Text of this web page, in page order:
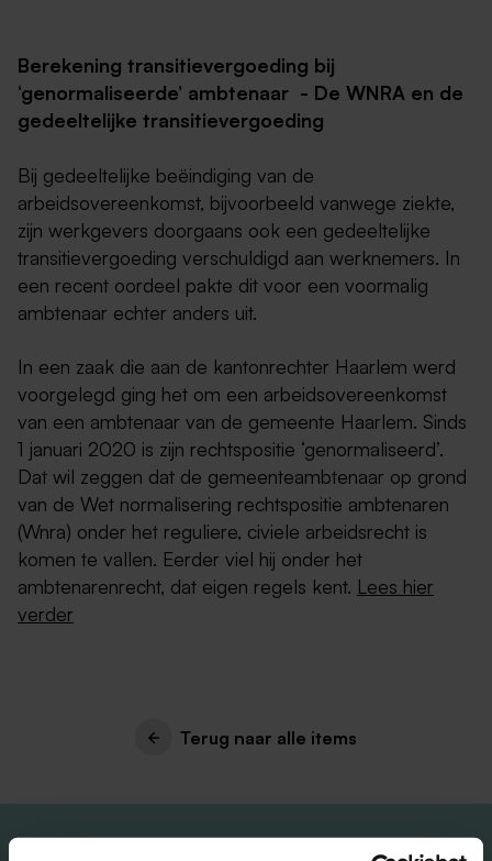
Berekening transitievergoeding bij
‘genormaliseerde’ ambtenaar - De WNRA en de
gedeeltelijke transitievergoeding
Bij gedeeltelijke beëindiging van de
arbeidsovereenkomst, bijvoorbeeld vanwege ziekte,
zijn werkgevers doorgaans ook een gedeeltelijke
transitievergoeding verschuldigd aan werknemers. In
een recent oordeel pakte dit voor een voormalig
ambtenaar echter anders uit.
In een zaak die aan de kantonrechter Haarlem werd
voorgelegd ging het om een arbeidsovereenkomst
van een ambtenaar van de gemeente Haarlem. Sinds
1 januari 2020 is zijn rechtspositie ‘genormaliseerd’.
Dat wil zeggen dat de gemeenteambtenaar op grond
van de Wet normalisering rechtspositie ambtenaren
(Wnra) onder het reguliere, civiele arbeidsrecht is
komen te vallen. Eerder viel hij onder het
ambtenarenrecht, dat eigen regels kent. Lees hier
verder
Terug naar alle items